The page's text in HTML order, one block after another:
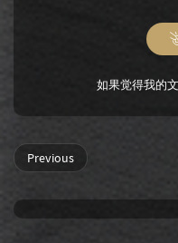
如果觉得我的
Previous